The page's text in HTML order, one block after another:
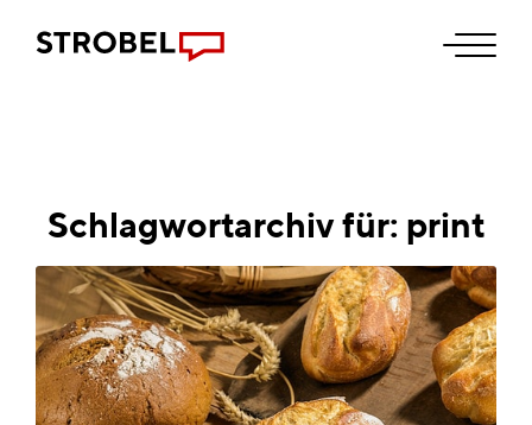
Schlagwortarchiv für: print